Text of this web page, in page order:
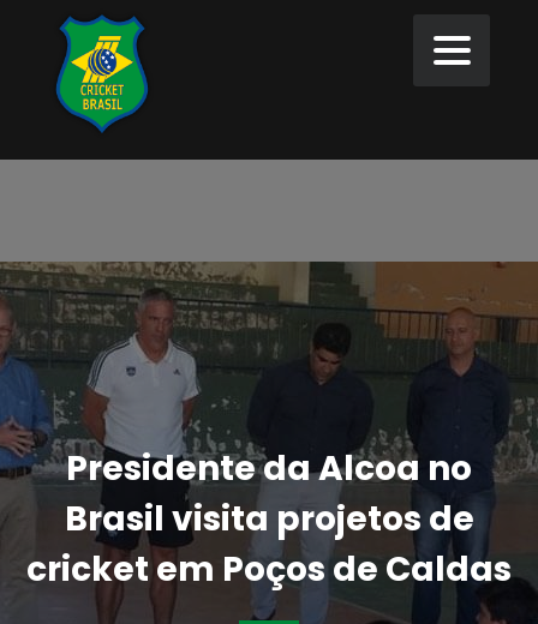
Presidente da Alcoa no
Brasil visita projetos de
cricket em Poços de Caldas